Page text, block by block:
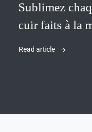
Sublimez
cuir faits à la
Read article